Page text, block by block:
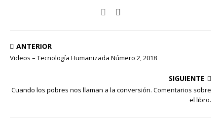
ANTERIOR
Videos – Tecnología Humanizada Número 2, 2018
SIGUIENTE
Cuando los pobres nos llaman a la conversión. Comentarios sobre
el libro.